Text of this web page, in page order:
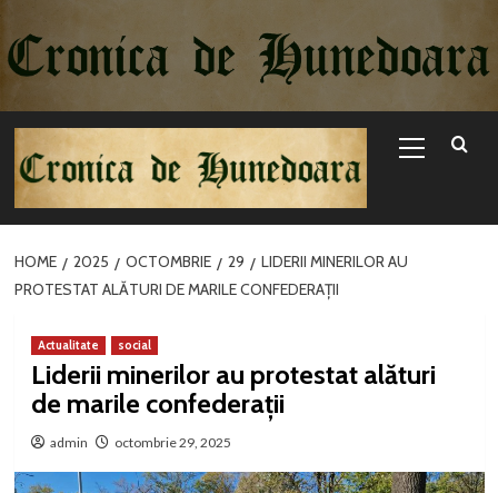
la
conținut
Menu
HOME 2025 OCTOMBRIE 29
LIDERII MINERILOR AU
PROTESTAT ALĂTURI DE MARILE CONFEDERAȚII
Actualitate social
Liderii minerilor au protestat alături
de marile confederații
admin octombrie 29, 2025